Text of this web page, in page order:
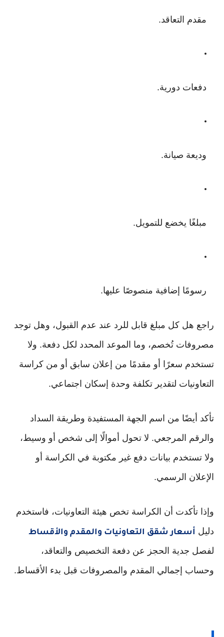
مقدم التعاقد.
دفعات دورية.
وديعة صيانة.
مبلغًا يخضع للتمويل.
رسومًا إضافية منصوصًا عليها.
راجع هل كل مبلغ قابل للرد عند عدم القبول، وهل توجد
مصروفات تُخصم، وما الموعد المحدد لكل دفعة. ولا
تستخدم سعرًا أو مقدمًا من إعلان سابق أو من كراسة
التعاونيات لتقدير تكلفة وحدة إسكان اجتماعي.
تأكد أيضًا من اسم الجهة المستفيدة وطريقة السداد
والرقم المرجعي. لا تحول أموالًا إلى شخص أو وسيط،
ولا تستخدم بيانات دفع غير مكتوبة في الكراسة أو
الإعلان الرسمي.
وإذا تأكدت أن الكراسة تخص هيئة التعاونيات، فاستخدم
دليل أسعار شقق التعاونيات والمقدم والأقساط
لفصل جدية الحجز عن دفعة التخصيص والتعاقد،
وحساب إجمالي المقدم والمصروفات قبل بدء الأقساط.